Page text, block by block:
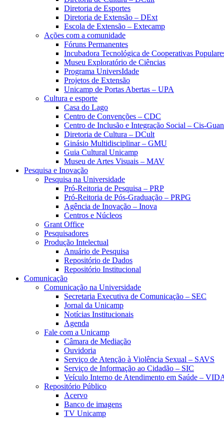
Diretoria de Esportes
Diretoria de Extensão – DExt
Escola de Extensão – Extecamp
Ações com a comunidade
Fóruns Permanentes
Incubadora Tecnológica de Cooperativas
Museu Exploratório de Ciências
Programa UniversIdade
Projetos de Extensão
Unicamp de Portas Abertas – UPA
Cultura e esporte
Casa do Lago
Centro de Convenções – CDC
Centro de Inclusão e Integração Social – Cis-
Diretoria de Cultura – DCult
Ginásio Multidisciplinar – GMU
Guia Cultural Unicamp
Museu de Artes Visuais – MAV
Pesquisa e Inovação
Pesquisa na Universidade
Pró-Reitoria de Pesquisa – PRP
Pró-Reitoria de Pós-Graduação – PRPG
Agência de Inovação – Inova
Centros e Núcleos
Grant Office
Pesquisadores
Produção Intelectual
Anuário de Pesquisa
Repositório de Dados
Repositório Institucional
Comunicação
Comunicação na Universidade
Secretaria Executiva de Comunicação – SEC
Jornal da Unicamp
Notícias Institucionais
Agenda
Fale com a Unicamp
Câmara de Mediação
Ouvidoria
Serviço de Atenção à Violência Sexual – SAVS
Serviço de Informação ao Cidadão – SIC
Veículo Interno de Atendimento em Saúde –
Repositório Público
Acervo
Banco de imagens
TV Unicamp